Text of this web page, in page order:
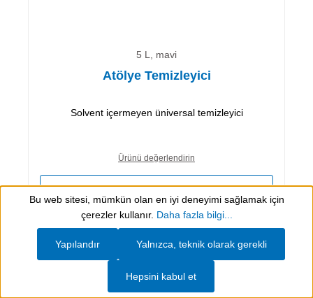
5 L, mavi
Atölye Temizleyici
Solvent içermeyen üniversal temizleyici
Ürünü değerlendirin
Ürün talebi
Sayfa
Show toolbar
Bu web sitesi, mümkün olan en iyi deneyimi sağlamak için
çerezler kullanır. Daha fazla bilgi...
Yalnızca, teknik olarak gerekli
Yapılandır
Hepsini kabul et